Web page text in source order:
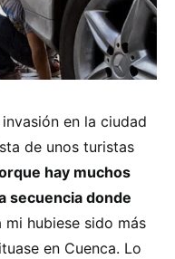
en la ciudad
de unos turistas
hay muchos
secuencia donde
mi hubiese sido más
en Cuenca. Lo